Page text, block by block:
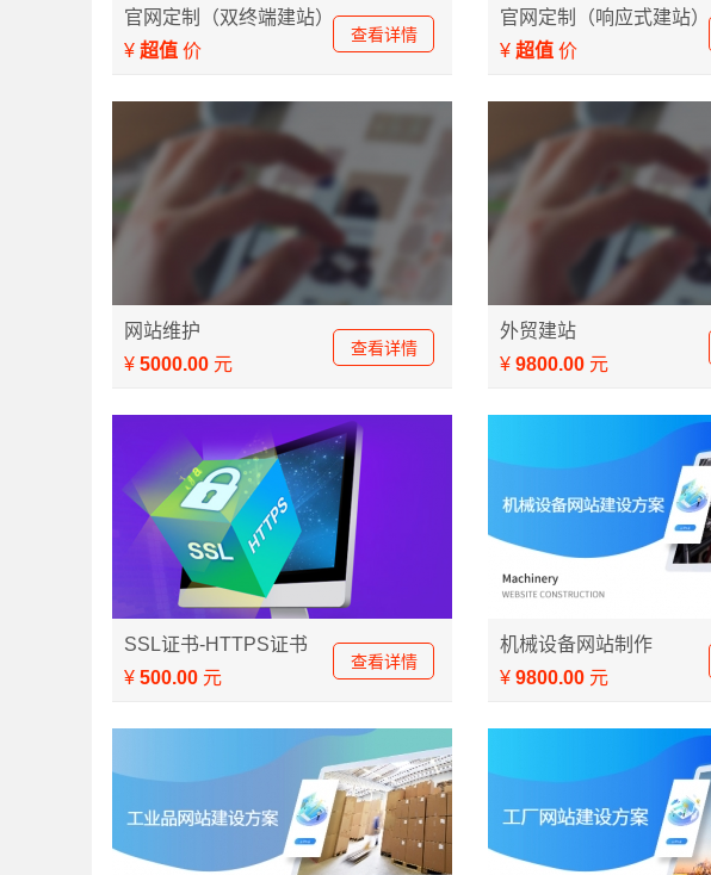
PC端和移动端 双终端建站
官网定制（双终端建站）
¥ 超值 价
查看详情
源码定制网站建设
官网定制（响应式建站）
¥ 超值 价
网站维护
¥ 5000.00 元
查看详情
外贸建站
¥ 9800.00 元
专业SSL证书提供商 三个知名品牌HTTPS证
书
SSL证书-HTTPS证书
¥ 500.00 元
查看详情
机械设备网站制作方案
机械设备网站制作
¥ 9800.00 元